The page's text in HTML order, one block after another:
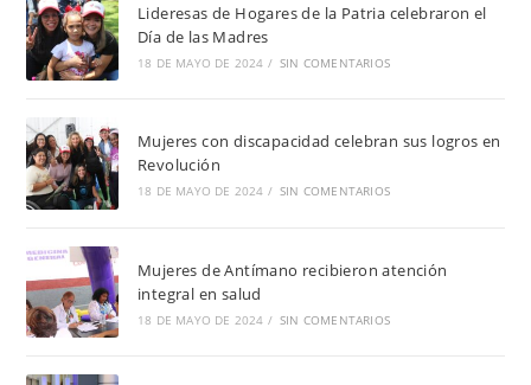
Lideresas de Hogares de la Patria celebraron el
Día de las Madres
18 DE MAYO DE 2024 / SIN COMENTARIOS
Mujeres con discapacidad celebran sus logros en
Revolución
18 DE MAYO DE 2024 / SIN COMENTARIOS
Mujeres de Antímano recibieron atención
integral en salud
18 DE MAYO DE 2024 / SIN COMENTARIOS